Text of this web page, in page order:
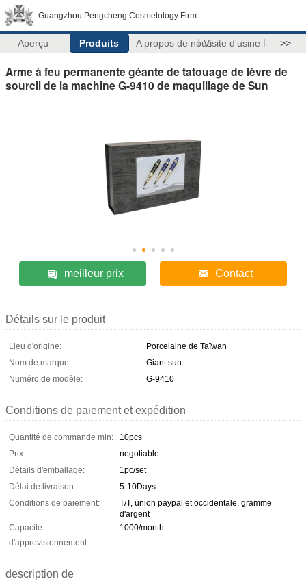
Guangzhou Pengcheng Cosmetology Firm
Aperçu Produits A propos de nousVisite d'usine >>
Arme à feu permanente géante de tatouage de lèvre de
sourcil de la machine G-9410 de maquillage de Sun
meilleur prix Contact
Détails sur le produit
Lieu d'origine:
Porcelaine de Taïwan
Nom de marque:
Giant sun
Numéro de modèle:
G-9410
Conditions de paiement et expédition
Quantité de commande min:
10pcs
Prix:
negotiable
Détails d'emballage:
1pc/set
Délai de livraison:
5-10Days
Conditions de paiement:
T/T, union paypal et occidentale, gramme
d'argent
Capacité
d'approvisionnement:
1000/month
description de